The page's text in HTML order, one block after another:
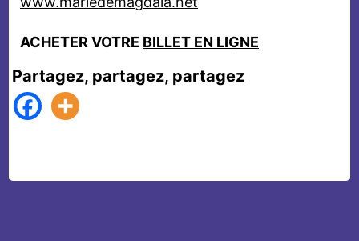
ACHETER VOTRE BILLET EN LIGNE
Partagez, partagez, partagez